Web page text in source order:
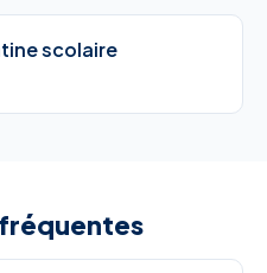
scolaire